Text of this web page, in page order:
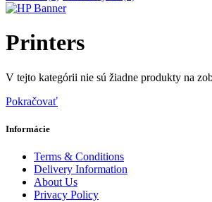
Printers
V tejto kategórii nie sú žiadne produkty na
Pokračovať
Informácie
Terms & Conditions
Delivery Information
About Us
Privacy Policy